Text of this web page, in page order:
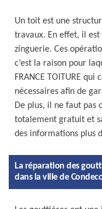
Un toit est une
travaux. En effet, il est
zinguerie. Ces
c’est la raison pour
FRANCE TOITURE
nécessaires afin de
De plus, il ne faut pas
totalement gratuit et
des informations plus
La réparation des
dans la ville de